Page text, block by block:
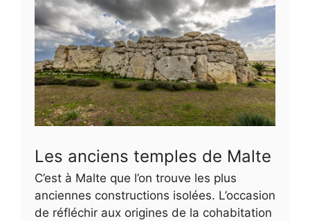
Les anciens temples de Malte
C’est à Malte que l’on trouve les plus
anciennes constructions isolées. L’occasion
de réfléchir aux origines de la cohabitation